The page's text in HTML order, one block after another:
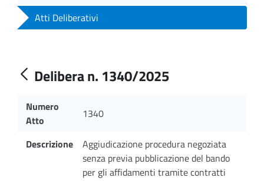
Atti Deliberativi
Delibera n. 1340/2025
Numero
Atto
1340
Descrizione
Aggiudicazione procedura negoziata
senza previa pubblicazione del bando
per gli affidamenti tramite contratti